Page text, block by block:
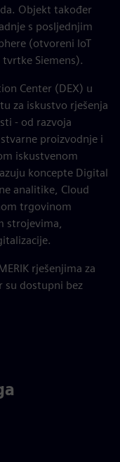
Objekt također
s posljednjim
(otvoreni IoT
Siemens).
Center (DEX) u
za iskustvo rješenja
- od razvoja
proizvodnje i
iskustvenom
koncepte Digital
analitike, Cloud
trgovinom
strojevima,
rješenjima za
su dostupni bez